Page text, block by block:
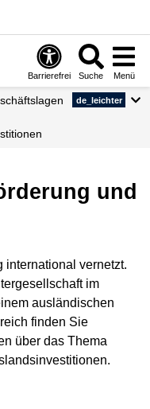
Barrierefrei Suche Menü
de_leichter
und
international vernetzt.
im
ausländischen
finden Sie
über das Thema